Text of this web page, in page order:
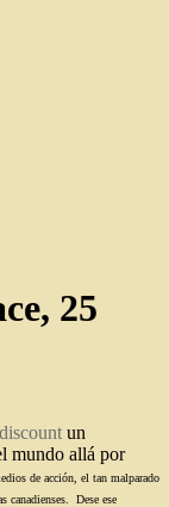
25
discount un
mundo allá por
de acción, el tan malparado
canadienses. Dese ese